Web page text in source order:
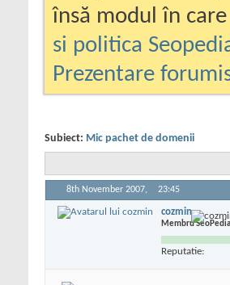
însă modul în
si politica
Prezentare
Subiect: Mic pachet de domenii
8th November 2007, 23:45
cozmin
Membru SeoPedia
Reputatie: